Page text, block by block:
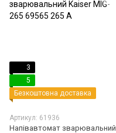
3
5
Безкоштовна доставка
Артикул: 61936
Напівавтомат зварювальний